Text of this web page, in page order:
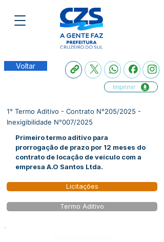
Voltar
Imprimir
1° Termo Aditivo - Contrato N°205/2025 -
Inexigibilidade N°007/2025
Primeiro termo aditivo para
prorrogação de prazo por 12 meses do
contrato de locação de veículo com a
empresa A.O Santos Ltda.
Licitações
Termo Aditivo